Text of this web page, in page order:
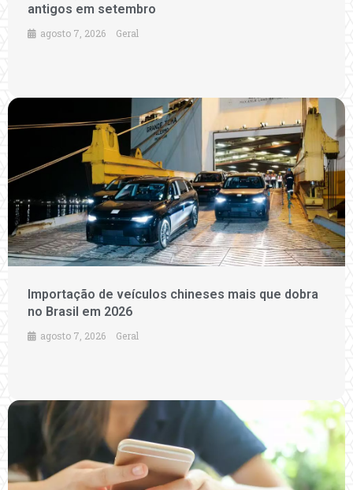
antigos em setembro
agosto 7, 2026 Geral
Importação de veículos chineses mais que dobra
no Brasil em 2026
agosto 7, 2026 Geral